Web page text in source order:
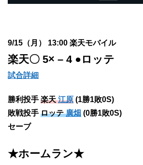
9/15（月） 13:00 楽天モバイル
楽天〇 5× – 4 ●ロッテ
試合詳細
勝利投手 楽天江原 (1勝1敗0S)
敗戦投手 ロッテ廣畑 (0勝1敗0S)
セーブ
★ホームラン★